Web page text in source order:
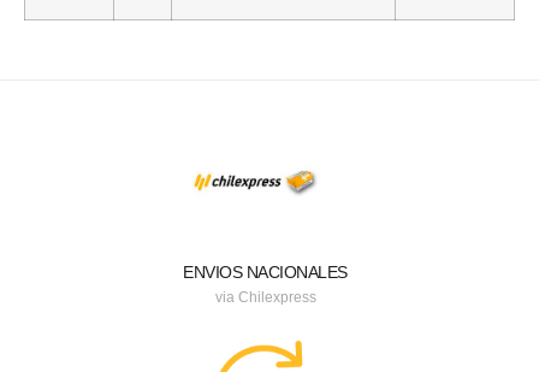
ENVIOS NACIONALES
via Chilexpress